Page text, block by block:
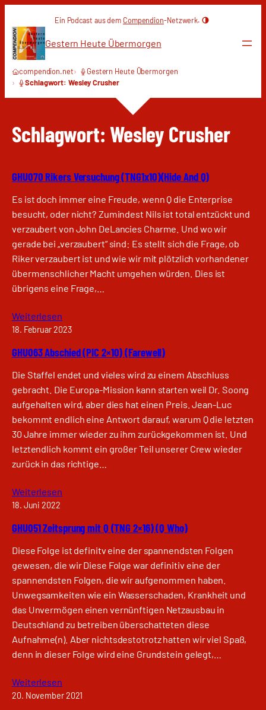
Inhalt
springen
Ein Podcast aus dem Compendion-Netzwerk.
Gestern Heute Übermorgen
compendion.net
Gestern Heute Übermorgen
Schlagwort: Wesley Crusher
Schlagwort: Wesley Crusher
GHU070 Rikers Versuchung (TNG1x10)(Hide And Q)
Es ist doch immer eine Freude, wenn Q die Enterprise
besucht, oder nicht? Zumindest Nils ist total entzückt und
verzaubert von John DeLancies Charme. Und wo wir
gerade bei „verzaubert“ sind: Es stellt sich die Frage, ob
Riker verzaubert ist und wie wir mit plötzlich vorhandener
übermenschlicher Macht umgehen würden. Dies ist
übrigens eine Frage,…
Weiterlesen
18. Februar 2023
GHU063 Abschied (PIC 2×10) (Farewell)
Die Staffel endet und vieles wird zu einem Abschluss
gebracht. Die Europa-Mission kann starten weil Dr. Soong
aufgehalten wird, aber dies hat einen Preis. Jean-Luc
bekommt endlich eine Antwort darauf, warum Q die letzten
30 Jahre immer wieder zu ihm zurückgekommen ist. Und
letztendlich kommt ein großer Teil unserer Crew wieder
zurück in das richtige…
Weiterlesen
18. Juni 2022
GHU051 Zeitsprung mit Q (TNG 2×16) (Q Who)
Diese Folge ist definitv eine der spannendsten Folgen
gewesen, die wir Diese Folge war definitiv eine der
spannendsten Folgen, die wir aufgenommen haben.
Unwegsamkeiten wie ein Wasserschaden, Krankheit und
das Unvermögen einen vernünftigen Netzausbau in
Deutschland zu betreiben überschatteten diese
Aufnahme(n). Aber nichtsdestotrotz hatten wir viel Spaß,
denn in dieser Folge wird eine Grundstein gelegt,…
Weiterlesen
20. November 2021